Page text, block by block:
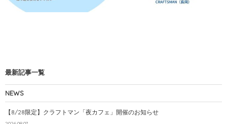
最新記事一覧
NEWS
【8/28限定】クラフトマン「夜カフェ」開催のお知らせ